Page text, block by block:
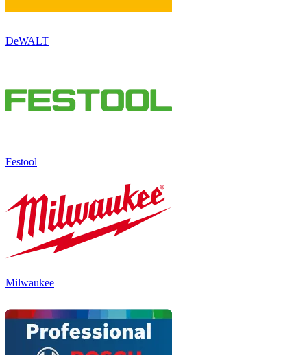
DeWALT
Festool
Milwaukee